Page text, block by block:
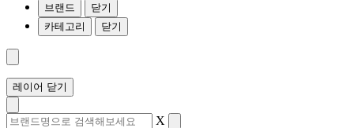
브랜드
닫기
카테고리
닫기
레이어 닫기
X